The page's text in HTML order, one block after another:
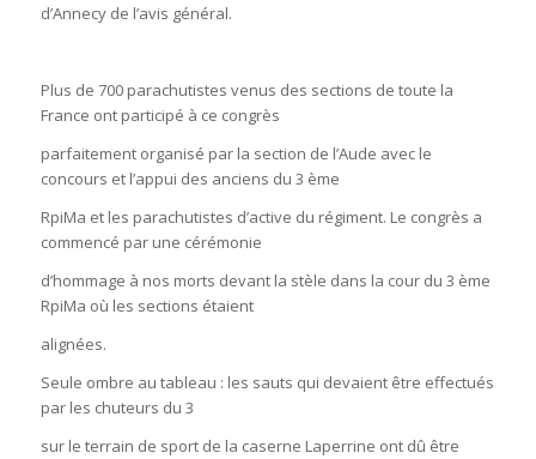
d’Annecy de l’avis général.
Plus de 700 parachutistes venus des sections de toute la
France ont participé à ce congrès
parfaitement organisé par la section de l’Aude avec le
concours et l’appui des anciens du 3 ème
RpiMa et les parachutistes d’active du régiment. Le congrès a
commencé par une cérémonie
d’hommage à nos morts devant la stèle dans la cour du 3 ème
RpiMa où les sections étaient
alignées.
Seule ombre au tableau : les sauts qui devaient être effectués
par les chuteurs du 3
sur le terrain de sport de la caserne Laperrine ont dû être